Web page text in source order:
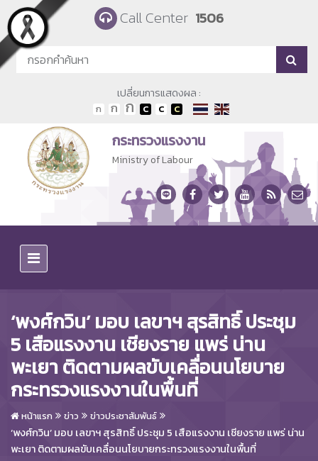
Skip to main content Call Center 1506
เปลี่ยนการแสดงผล :
กระทรวงแรงงาน
Ministry of Labour
‘พงศ์กวิน’ มอบ เลขาฯ สุรสิทธิ์ ประชุม
5 เสือแรงงาน เชียงราย แพร่ น่าน
พะเยา ติดตามผลขับเคลื่อนนโยบาย
กระทรวงแรงงานในพื้นที่
หน้าแรก ข่าว ข่าวประชาสัมพันธ์
‘พงศ์กวิน’ มอบ เลขาฯ สุรสิทธิ์ ประชุม 5 เสือแรงงาน เชียงราย แพร่ น่าน
พะเยา ติดตามผลขับเคลื่อนนโยบายกระทรวงแรงงานในพื้นที่